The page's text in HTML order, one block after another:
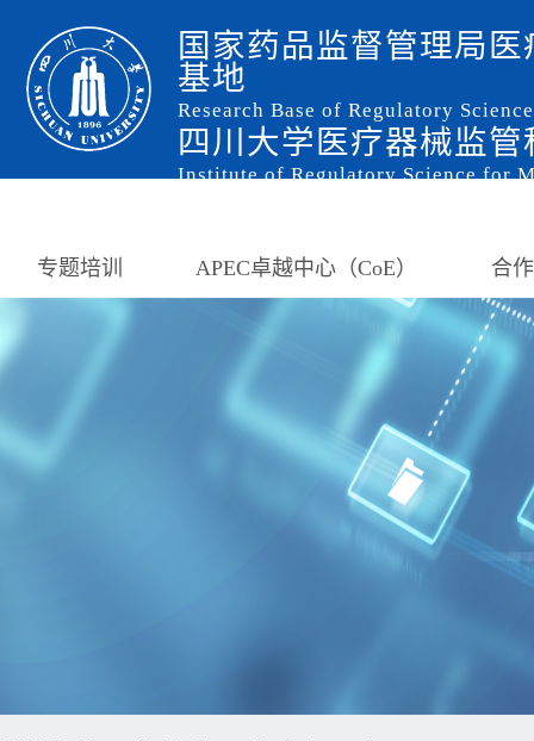
国家药品监督管理局
基地
Research Base of Regulatory
四川大学医疗器械监
Institute of Regulatory Science for
专题培训 APEC卓越中心（CoE） 合